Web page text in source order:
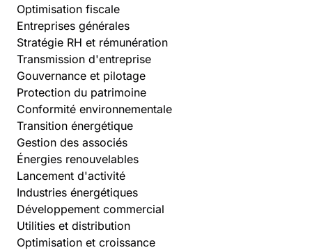
Optimisation fiscale
Entreprises générales
Stratégie RH et rémunération
Transmission d'entreprise
Gouvernance et pilotage
Protection du patrimoine
Conformité environnementale
Transition énergétique
Gestion des associés
Énergies renouvelables
Lancement d'activité
Industries énergétiques
Développement commercial
Utilities et distribution
Optimisation et croissance